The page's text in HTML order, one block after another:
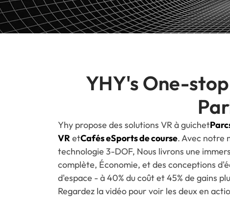
YHY's One-
Yhy propose des solutions VR à guichet
VRetCafés eSports de course. Avec notre
technologie 3-DOF, Nous livrons une
complète, Économie, et des conceptions
d'espace - à 40% du coût et 45% de gains
Regardez la vidéo pour voir les deux en